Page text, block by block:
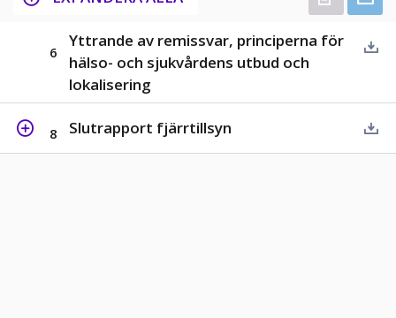
6
Yttrande av remissvar, principerna för
hälso- och sjukvårdens utbud och
lokalisering
8 Slutrapport fjärrtillsyn